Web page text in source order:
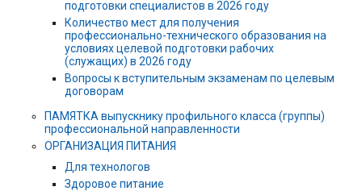
подготовки специалистов в 2026 году
Количество мест для получения
профессионально-технического образования на
условиях целевой подготовки рабочих
(служащих) в 2026 году
Вопросы к вступительным экзаменам по целевым
договорам
ПАМЯТКА выпускнику профильного класса (группы)
профессиональной направленности
ОРГАНИЗАЦИЯ ПИТАНИЯ
Для технологов
Здоровое питание